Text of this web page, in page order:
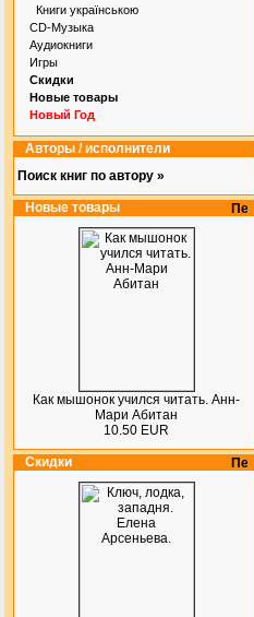
Книги українською
CD-Музыка
Аудиокниги
Игры
Скидки
Новые товары
Новый Год
Авторы / исполнители
Поиск книг по автору »
Новые товары
Как мышонок учился читать. Анн-
Мари Абитан
10.50 EUR
Скидки